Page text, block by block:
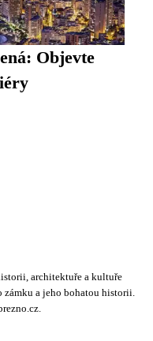
Objevte
architektuře a kultuře
a jeho bohatou historii.